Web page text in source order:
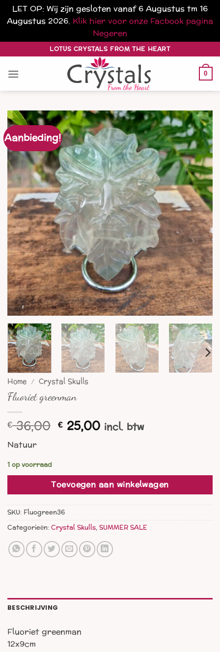
LET OP: Wij zijn gesloten vanaf 6 Augustus tm 16
Augustus 2026. Klik hier voor onze Facbook pagina
Negeren
naar
inhoud
LOTUS CRYSTALS FROM THE HEART
0
Aanbieding!
Home / Crystal Skulls
Fluoriet greenman
€36,00 Oorspronkelijke
prijs
€ 25,00Huidige
prijs
incl. btw
Natuur
1 op voorraad
Toevoegen aan winkelwagen
SKU: Fluogreen36
Categorieën:Crystal Skulls,SUMMER SALE
BESCHRIJVING
Fluoriet greenman
12x9cm